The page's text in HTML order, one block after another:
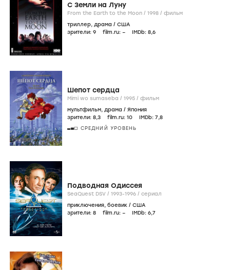
С Земли на Луну
From the Earth to the Moon / 1998 / фильм
триллер, драма / США
зрители: 9 film.ru: – IMDb: 8,6
Шепот сердца
Mimi wo sumaseba / 1995 / фильм
мультфильм, драма / Япония
зрители: 8,3 film.ru: 10 IMDb: 7,8
СРЕДНИЙ УРОВЕНЬ
Подводная Одиссея
SeaQuest DSV / 1993-1996 / сериал
приключения, боевик / США
зрители: 8 film.ru: – IMDb: 6,7